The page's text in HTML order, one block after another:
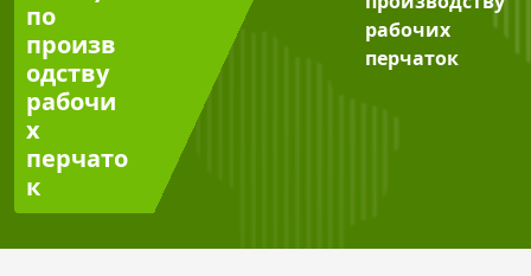
по
произв
одству
рабочи
х
перчато
к
рабочих
перчаток